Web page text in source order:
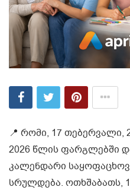
📍 რომი, 17 თებერვალი,
2026 წლის ფარგლებში
კალენდარი
სრულდება. ოთხშაბათს,